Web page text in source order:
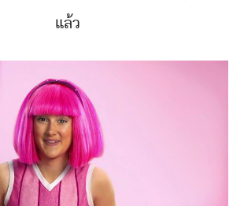
แล้ว